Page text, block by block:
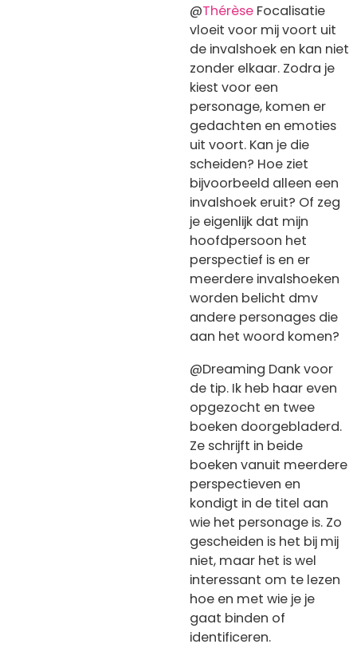
@Thérèse Focalisatie
vloeit voor mij voort uit
de invalshoek en kan niet
zonder elkaar. Zodra je
kiest voor een
personage, komen er
gedachten en emoties
uit voort. Kan je die
scheiden? Hoe ziet
bijvoorbeeld alleen een
invalshoek eruit? Of zeg
je eigenlijk dat mijn
hoofdpersoon het
perspectief is en er
meerdere invalshoeken
worden belicht dmv
andere personages die
aan het woord komen?
@Dreaming Dank voor
de tip. Ik heb haar even
opgezocht en twee
boeken doorgebladerd.
Ze schrijft in beide
boeken vanuit meerdere
perspectieven en
kondigt in de titel aan
wie het personage is. Zo
gescheiden is het bij mij
niet, maar het is wel
interessant om te lezen
hoe en met wie je je
gaat binden of
identificeren.